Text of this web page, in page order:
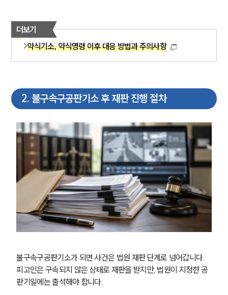
더보기
약식기소, 약식명령 이후 대응 방법과 주의사항
2. 불구속구공판기소 후 재판 진행 절차
불구속구공판기소가 되면 사건은 법원 재판 단계로 넘어갑니다.
피고인은 구속되지 않은 상태로 재판을 받지만, 법원이 지정한 공
판기일에는 출석해야 합니다.